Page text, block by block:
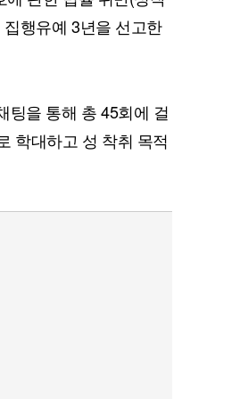
행유예 3년을 선고한
팅을 통해 총 45회에 걸
학대하고 성 착취 목적